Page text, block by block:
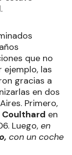
.
que no
ejemplo, las
gracias a
en dos
Primero,
Coulthard en
Luego, en
con un coche